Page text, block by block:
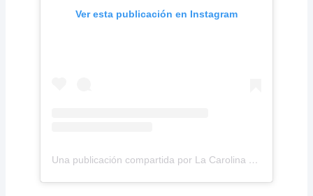
Ver esta publicación en Instagram
Una publicación compartida por La Carolina Medical IPS (@lacarolinamedicalips)